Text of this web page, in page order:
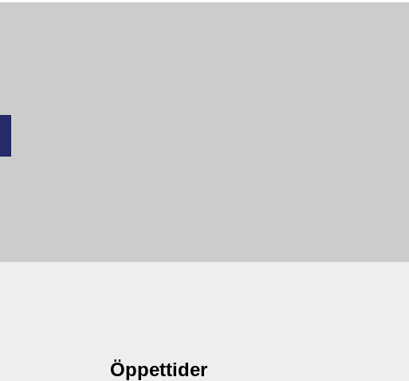
Öppettider